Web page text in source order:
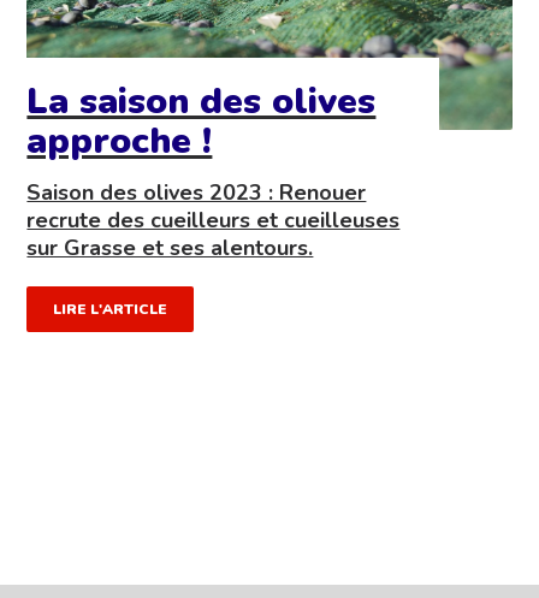
La saison des olives
approche !
Saison des olives 2023 : Renouer
recrute des cueilleurs et cueilleuses
sur Grasse et ses alentours.
LIRE L'ARTICLE